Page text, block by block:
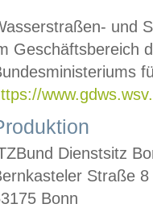
und
Geschäftsbereich
Dienstsitz
Straße 8
Bonn